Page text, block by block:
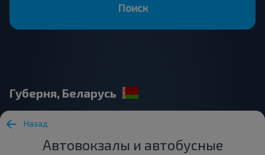
Поиск
Губерня, Беларусь
Назад
Автовокзалы и автобусные